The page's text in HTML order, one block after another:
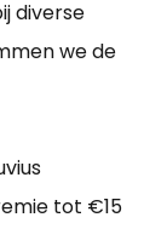
diverse
we de
tot €15